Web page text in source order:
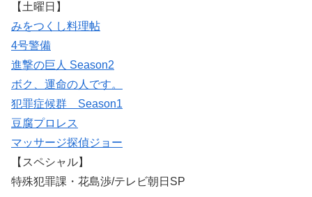
【土曜日】
みをつくし料理帖
4号警備
進撃の巨人 Season2
ボク、運命の人です。
犯罪症候群 Season1
豆腐プロレス
マッサージ探偵ジョー
【スペシャル】
特殊犯罪課・花島渉/テレビ朝日SP